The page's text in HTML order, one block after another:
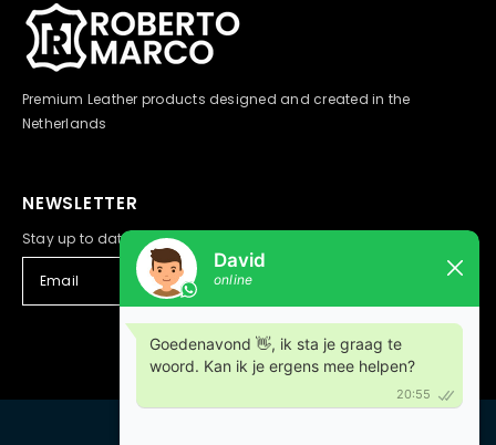
Premium Leather products designed and created in the
Netherlands
NEWSLETTER
Stay up to date with the latest series